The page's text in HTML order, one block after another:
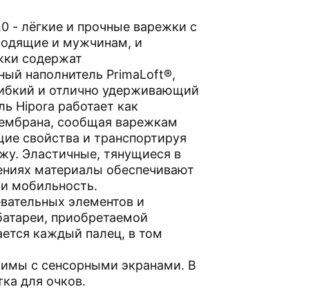
- лёгкие и прочные варежки с
и мужчинам, и
содержат
наполнитель PrimaLoft®,
и отлично удерживающий
Hipora работает как
сообщая варежкам
свойства и транспортируя
Эластичные, тянущиеся в
материалы обеспечивают
мобильность.
элементов и
приобретаемой
каждый палец, в том
с сенсорными экранами. В
для очков.